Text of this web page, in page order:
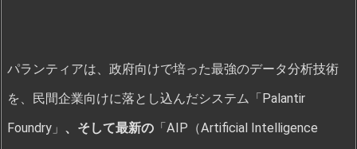
パランティアは、政府向けで培った最強のデータ分析技術
を、民間企業向けに落とし込んだシステム「Palantir
Foundry」 、そして最新の 「AIP（Artificial Intelligence